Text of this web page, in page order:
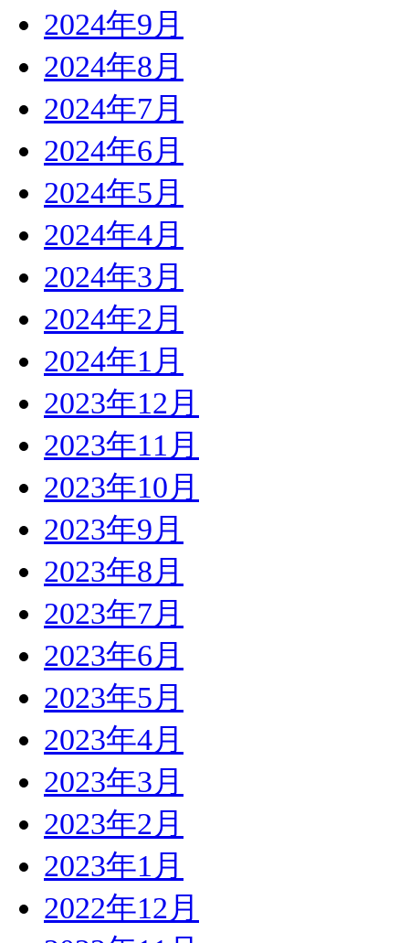
2024年9月
2024年8月
2024年7月
2024年6月
2024年5月
2024年4月
2024年3月
2024年2月
2024年1月
2023年12月
2023年11月
2023年10月
2023年9月
2023年8月
2023年7月
2023年6月
2023年5月
2023年4月
2023年3月
2023年2月
2023年1月
2022年12月